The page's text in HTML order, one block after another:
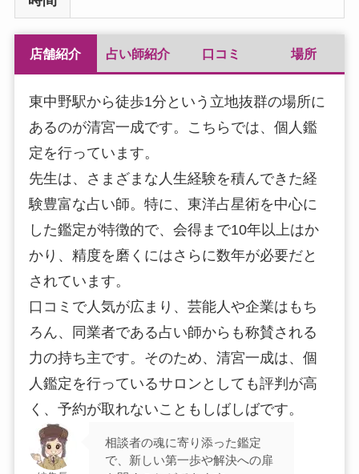
店舗紹介 占い師紹介 口コミ 場所
東中野駅から徒歩1分という立地抜群の場所に
あるのが清宮一成です。こちらでは、個人鑑
定を行っています。
先生は、さまざまな人生経験を積んできた経
験豊富な占い師。特に、東洋占星術を中心に
した鑑定が特徴的で、会得まで10年以上はか
かり、精度を磨くにはさらに数年が必要だと
されています。
口コミで人気が広まり、芸能人や企業はもち
ろん、同業者である占い師からも称賛される
力の持ち主です。そのため、清宮一成は、個
人鑑定を行っているサロンとしても評判が高
く、予約が取れないこともしばしばです。
相談者の魂に寄り添った鑑定
で、新しい第一歩や解決への扉